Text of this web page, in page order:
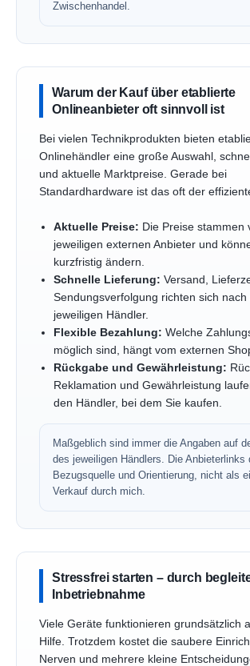
Zwischenhandel.
Warum der Kauf über etablierte
Onlineanbieter oft sinnvoll ist
Bei vielen Technikprodukten bieten
Onlinehändler eine große Auswahl,
und aktuelle Marktpreise. Gerade bei
Standardhardware ist das oft der
Aktuelle Preise: Die Preise stammen
jeweiligen externen Anbieter und
kurzfristig ändern.
Schnelle Lieferung: Versand,
Sendungsverfolgung richten sich nach
jeweiligen Händler.
Flexible Bezahlung: Welche
möglich sind, hängt vom externen
Rückgabe und Gewährleistung:
Reklamation und Gewährleistung
den Händler, bei dem Sie kaufen.
Maßgeblich sind immer die Angaben auf
des jeweiligen Händlers. Die Anbieterlinks
Bezugsquelle und Orientierung, nicht als
Verkauf durch mich.
Stressfrei starten – durch
Inbetriebnahme
Viele Geräte funktionieren grundsätzlich
Hilfe. Trotzdem kostet die saubere
Nerven und mehrere kleine